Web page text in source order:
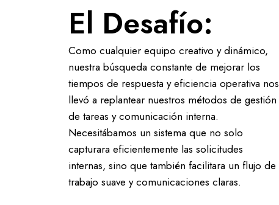
El Desafío:
Como cualquier equipo creativo y dinámico,
nuestra búsqueda constante de mejorar los
tiempos de respuesta y eficiencia operativa nos
llevó a replantear nuestros métodos de gestión
de tareas y comunicación interna.
Necesitábamos un sistema que no solo
capturara eficientemente las solicitudes
internas, sino que también facilitara un flujo de
trabajo suave y comunicaciones claras.